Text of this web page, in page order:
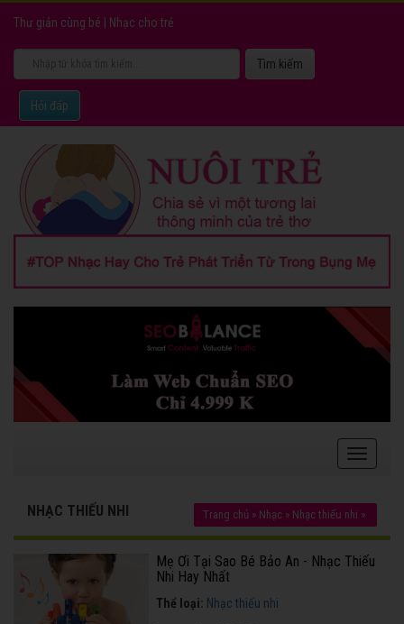
Thư giản cùng bé Nhạc cho trẻ
Hỏi đáp
NHẠC THIẾU NHI Trang chủ » Nhạc » Nhạc thiếu nhi »
Mẹ Ơi Tại Sao Bé Bảo An - Nhạc Thiếu
Nhi Hay Nhất
Thể loại: Nhạc thiếu nhi